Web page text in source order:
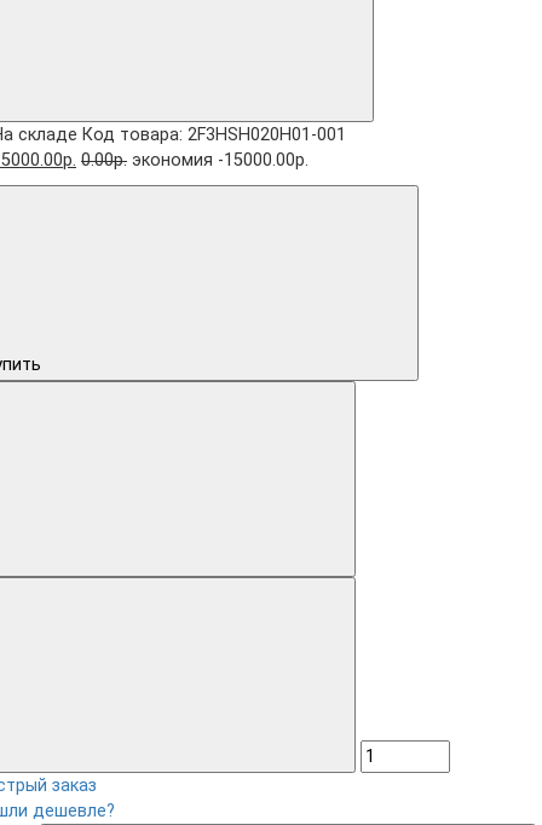
складе Код товара: 2F3HSH020H01-001
0.00р. экономия -15000.00р.
заказ
дешевле?